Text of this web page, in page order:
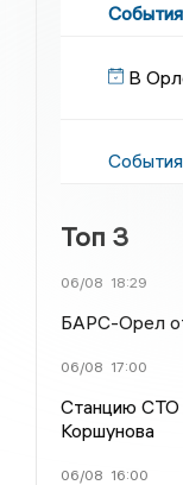
События
В
Топ 3
06/08 18:29
БАРС-Орел
06/08 17:00
Станцию СТО
Коршунова
06/08 16:00